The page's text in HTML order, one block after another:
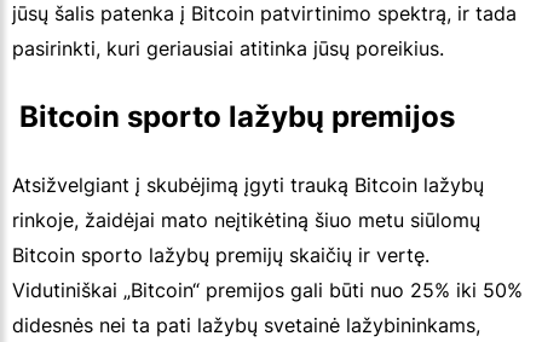
jūsų šalis patenka į Bitcoin patvirtinimo spektrą, ir tada
pasirinkti, kuri geriausiai atitinka jūsų poreikius.
Bitcoin sporto lažybų premijos
Atsižvelgiant į skubėjimą įgyti trauką Bitcoin lažybų
rinkoje, žaidėjai mato neįtikėtiną šiuo metu siūlomų
Bitcoin sporto lažybų premijų skaičių ir vertę.
Vidutiniškai „Bitcoin“ premijos gali būti nuo 25% iki 50%
didesnės nei ta pati lažybų svetainė lažybininkams,